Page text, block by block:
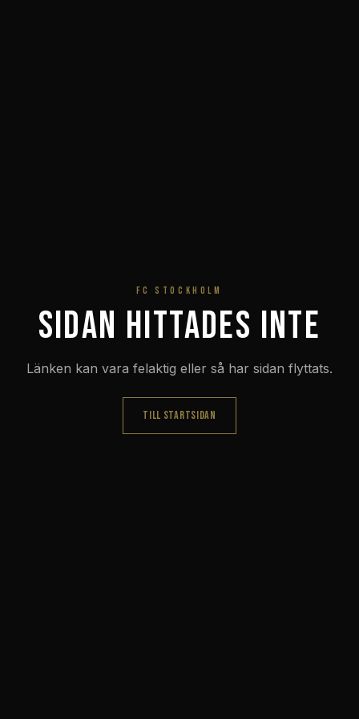
FC STOCKHOLM
Sidan hittades inte
Länken kan vara felaktig eller så har sidan flyttats.
TILL STARTSIDAN